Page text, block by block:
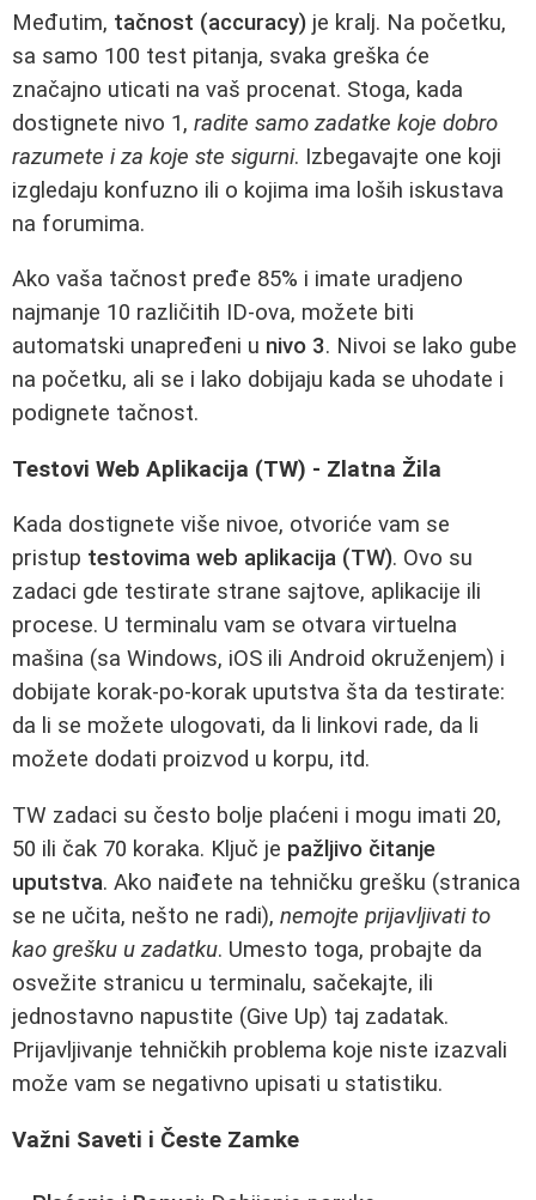
Međutim, tačnost (accuracy) je kralj. Na početku,
sa samo 100 test pitanja, svaka greška će
značajno uticati na vaš procenat. Stoga, kada
dostignete nivo 1, radite samo zadatke koje dobro
razumete i za koje ste sigurni. Izbegavajte one koji
izgledaju konfuzno ili o kojima ima loših iskustava
na forumima.
Ako vaša tačnost pređe 85% i imate uradjeno
najmanje 10 različitih ID-ova, možete biti
automatski unapređeni u nivo 3. Nivoi se lako gube
na početku, ali se i lako dobijaju kada se uhodate i
podignete tačnost.
Testovi Web Aplikacija (TW) - Zlatna Žila
Kada dostignete više nivoe, otvoriće vam se
pristup testovima web aplikacija (TW). Ovo su
zadaci gde testirate strane sajtove, aplikacije ili
procese. U terminalu vam se otvara virtuelna
mašina (sa Windows, iOS ili Android okruženjem) i
dobijate korak-po-korak uputstva šta da testirate:
da li se možete ulogovati, da li linkovi rade, da li
možete dodati proizvod u korpu, itd.
TW zadaci su često bolje plaćeni i mogu imati 20,
50 ili čak 70 koraka. Ključ je pažljivo čitanje
uputstva. Ako naiđete na tehničku grešku (stranica
se ne učita, nešto ne radi), nemojte prijavljivati to
kao grešku u zadatku. Umesto toga, probajte da
osvežite stranicu u terminalu, sačekajte, ili
jednostavno napustite (Give Up) taj zadatak.
Prijavljivanje tehničkih problema koje niste izazvali
može vam se negativno upisati u statistiku.
Važni Saveti i Česte Zamke